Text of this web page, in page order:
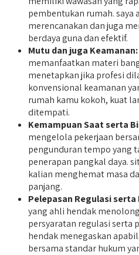
pembentukan rumah. saya
merencanakan dan juga
berdaya guna dan efektif.
Mutu dan juga Keamanan:
memanfaatkan materi
menetapkan jika profesi
konvensional keamanan
rumah kamu kokoh, kuat
ditempati.
Kemampuan Saat serta
mengelola pekerjaan
pengunduran tempo yang
penerapan pangkal daya.
kalian menghemat masa
panjang.
Pelepasan Regulasi serta
yang ahli hendak
persyaratan regulasi serta
hendak menegaskan
bersama standar hukum